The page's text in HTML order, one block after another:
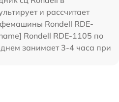
и рассчитает
Rondell RDE-
Rondell RDE-1105 по
занимает 3-4 часа при